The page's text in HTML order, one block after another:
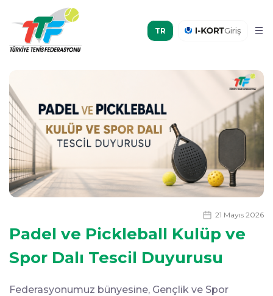
Giriş
21 Mayıs 2026
Padel ve Pickleball Kulüp ve
Spor Dalı Tescil Duyurusu
Federasyonumuz bünyesine, Gençlik ve Spor